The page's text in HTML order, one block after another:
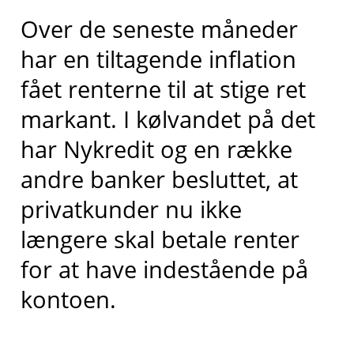
Over de seneste måneder
har en tiltagende inflation
fået renterne til at stige ret
markant. I kølvandet på det
har Nykredit og en række
andre banker besluttet, at
privatkunder nu ikke
længere skal betale renter
for at have indestående på
kontoen.